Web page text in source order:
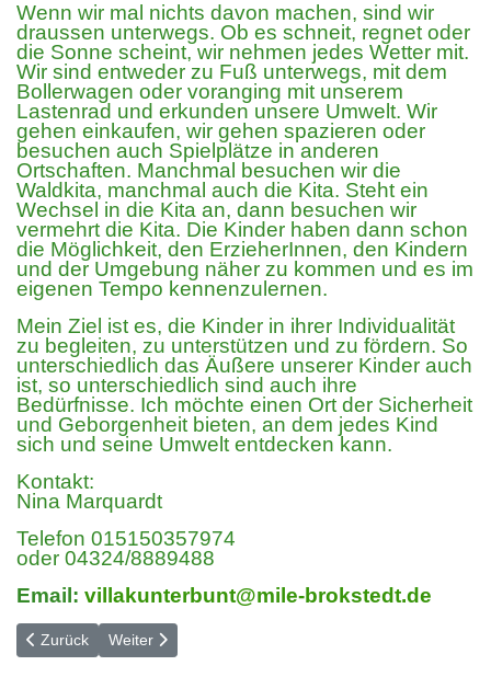
Wenn wir mal nichts davon machen, sind wir
draussen unterwegs. Ob es schneit, regnet oder
die Sonne scheint, wir nehmen jedes Wetter mit.
Wir sind entweder zu Fuß unterwegs, mit dem
Bollerwagen oder voranging mit unserem
Lastenrad und erkunden unsere Umwelt. Wir
gehen einkaufen, wir gehen spazieren oder
besuchen auch Spielplätze in anderen
Ortschaften. Manchmal besuchen wir die
Waldkita, manchmal auch die Kita. Steht ein
Wechsel in die Kita an, dann besuchen wir
vermehrt die Kita. Die Kinder haben dann schon
die Möglichkeit, den ErzieherInnen, den Kindern
und der Umgebung näher zu kommen und es im
eigenen Tempo kennenzulernen.
Mein Ziel ist es, die Kinder in ihrer Individualität
zu begleiten, zu unterstützen und zu fördern. So
unterschiedlich das Äußere unserer Kinder auch
ist, so unterschiedlich sind auch ihre
Bedürfnisse. Ich möchte einen Ort der Sicherheit
und Geborgenheit bieten, an dem jedes Kind
sich und seine Umwelt entdecken kann.
Kontakt:
Nina Marquardt
Telefon 015150357974
oder 04324/8889488
Email: villakunterbunt@mile-brokstedt.de
Vorheriger Beitrag: Ferienprogramm
Zurück Nächster Beitrag: Jugendtreff
Weiter